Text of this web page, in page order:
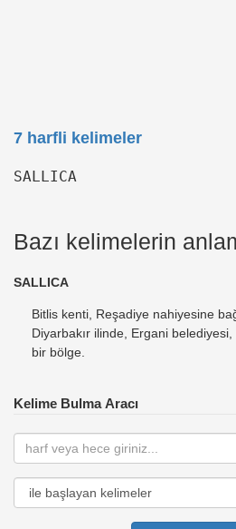
7 harfli kelimeler
SALLICA
Bazı kelimelerin
SALLICA
Bitlis kenti, Reşadiye nahiyesine
Diyarbakır ilinde, Ergani
bir bölge.
Kelime Bulma Aracı